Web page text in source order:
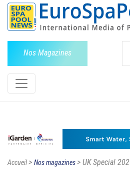
Nos Magazines
Accueil> Nos magazines> UK Special